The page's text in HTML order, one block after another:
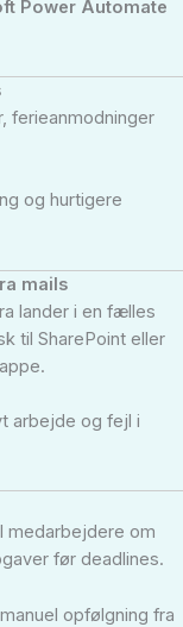
Power Automate
ferieanmodninger
og hurtigere
mails
lander i en fælles
til SharePoint eller
arbejde og fejl i
medarbejdere om
før deadlines.
opfølgning fra